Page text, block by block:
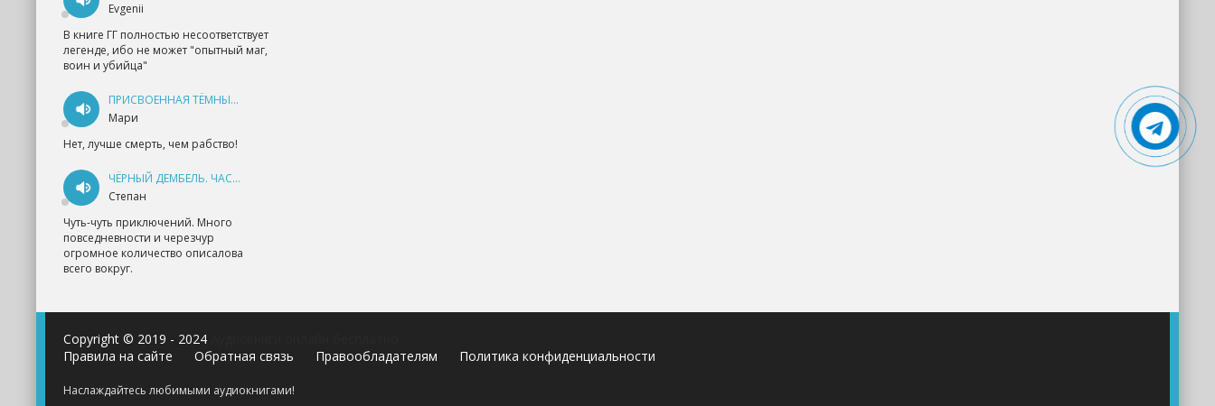
Evgenii
В книге ГГ полностью несоответствует
легенде, ибо не может "опытный маг,
воин и убийца"
ПРИСВОЕННАЯ ТЁМНЫМ. ПРОКЛЯТАЯ ЛЮБОВЬ - АННА ГЕРР
Мари
Нет, лучше смерть, чем рабство!
ЧЁРНЫЙ ДЕМБЕЛЬ. ЧАСТЬ 1 - АНДРЕЙ ФЕДИН
Степан
Чуть-чуть приключений. Много
повседневности и черезчур
огромное количество описалова
всего вокруг.
Copyright © 2019 - 2024
Правила на сайте
Обратная связь Правообладателям Политика конфиденциальности
Наслаждайтесь любимыми аудиокнигами!